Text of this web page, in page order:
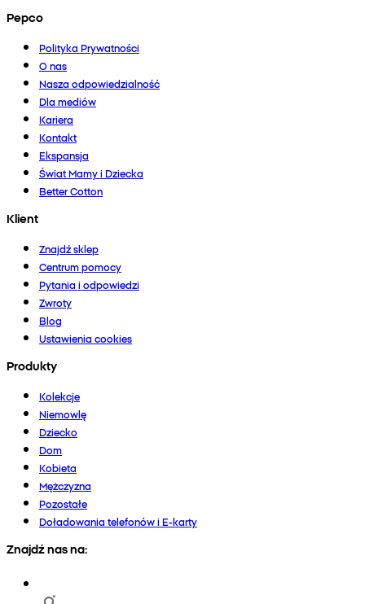
Pepco
Polityka Prywatności
O nas
Nasza odpowiedzialność
Dla mediów
Kariera
Kontakt
Ekspansja
Świat Mamy i Dziecka
Better Cotton
Klient
Znajdź sklep
Centrum pomocy
Pytania i odpowiedzi
Zwroty
Blog
Ustawienia cookies
Produkty
Kolekcje
Niemowlę
Dziecko
Dom
Kobieta
Mężczyzna
Pozostałe
Doładowania telefonów i E-karty
Znajdź nas na: